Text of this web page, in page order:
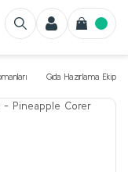
Gıda Hazırlama